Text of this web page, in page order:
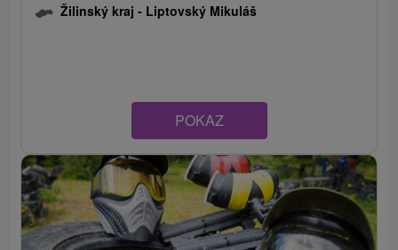
Žilinský kraj - Liptovský Mikuláš
POKAZ